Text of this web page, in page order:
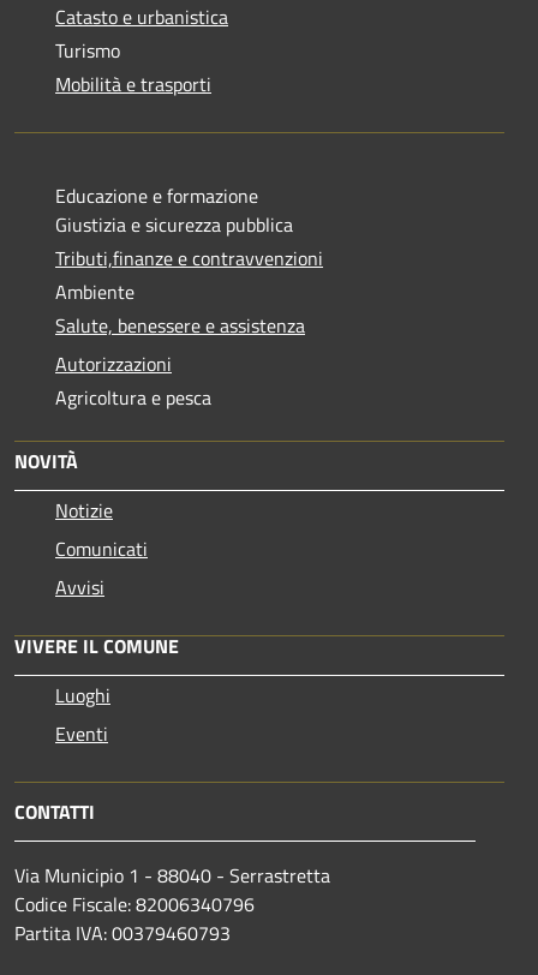
Catasto e urbanistica
Turismo
Mobilità e trasporti
Educazione e formazione
Giustizia e sicurezza pubblica
Tributi,finanze e contravvenzioni
Ambiente
Salute, benessere e assistenza
Autorizzazioni
Agricoltura e pesca
NOVITÀ
Notizie
Comunicati
Avvisi
VIVERE IL COMUNE
Luoghi
Eventi
CONTATTI
Via Municipio 1 - 88040 - Serrastretta
Codice Fiscale: 82006340796
Partita IVA: 00379460793